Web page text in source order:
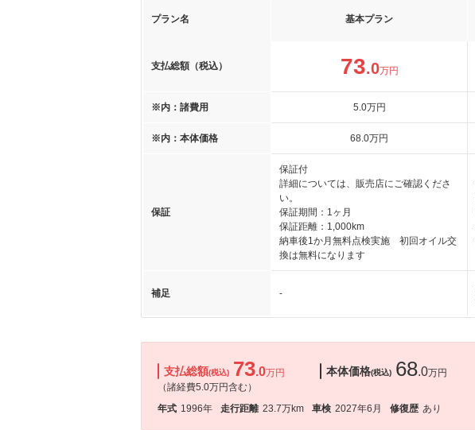
プラン名 基本プラン
支払総額（税込） 73.0万円
※内：諸費用 5.0万円
※内：本体価格 68.0万円
保証
保証付
詳細については、販売店にご確認くださ
い。
保証期間：1ヶ月
保証距離：1,000km
納車後1か月無料点検実施 初回オイル交
換は無料になります
補足 -
支払総額(税込) 73.0万円
（諸経費5.0万円含む）
本体価格(税込) 68.0万円
年式 1996年 走行距離 23.7万km 車検 2027年6月 修復歴 あり